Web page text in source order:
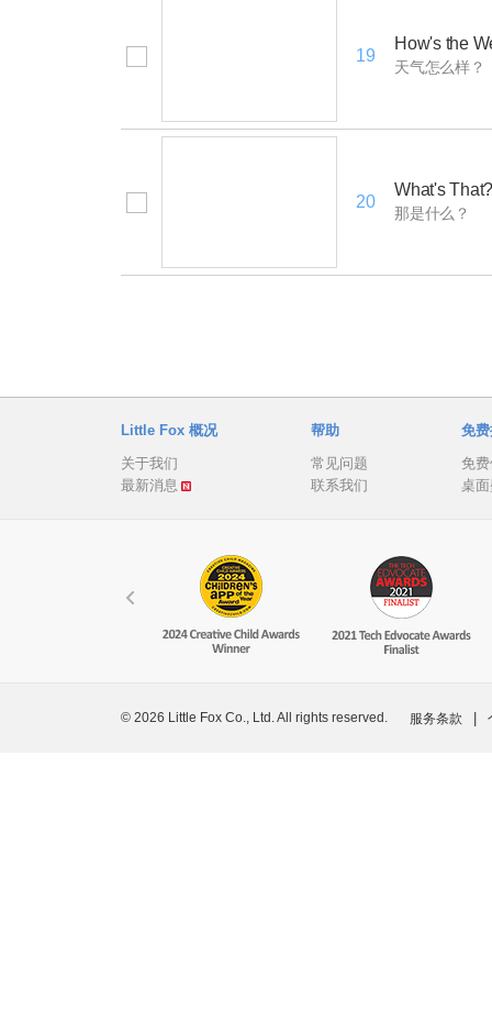
19
How's the
天气怎么样？
20
What's
那是什么？
Little Fox 概况
关于我们
最新消息
帮助
常见问题
联系我们
免
免
桌
© 2026 Little Fox Co., Ltd. All rights reserved. 服务条款